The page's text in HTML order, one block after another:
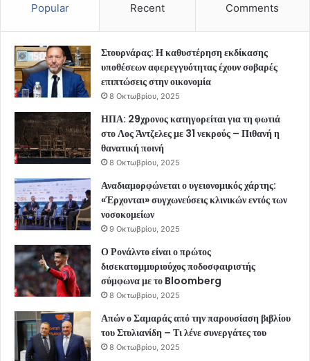
Popular Recent Comments
Στουρνάρας: Η καθυστέρηση εκδίκασης
υποθέσεων αφερεγγυότητας έχουν σοβαρές
επιπτώσεις στην οικονομία
8 Οκτωβρίου, 2025
ΗΠΑ: 29χρονος κατηγορείται για τη φωτιά
στο Λος Άντζελες με 31 νεκρούς – Πιθανή η
θανατική ποινή
8 Οκτωβρίου, 2025
Αναδιαμορφώνεται ο υγειονομικός χάρτης:
«Έρχονται» συγχωνεύσεις κλινικών εντός των
νοσοκομείων
9 Οκτωβρίου, 2025
Ο Ρονάλντο είναι ο πρώτος
δισεκατομμυριούχος ποδοσφαιριστής
σύμφωνα με το Bloomberg
8 Οκτωβρίου, 2025
Απών ο Σαμαράς από την παρουσίαση βιβλίου
του Στυλιανίδη – Τι λένε συνεργάτες του
8 Οκτωβρίου, 2025